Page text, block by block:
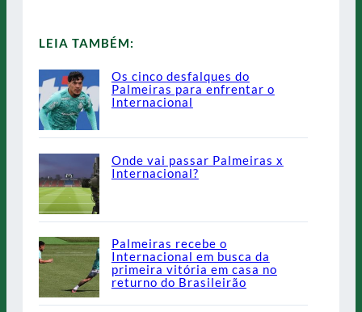
LEIA TAMBÉM:
Os cinco desfalques do
Palmeiras para enfrentar o
Internacional
Onde vai passar Palmeiras x
Internacional?
Palmeiras recebe o
Internacional em busca da
primeira vitória em casa no
returno do Brasileirão